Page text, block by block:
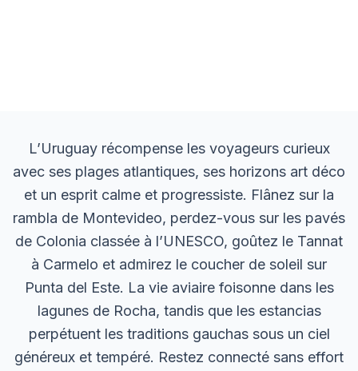
L’Uruguay récompense les voyageurs curieux
avec ses plages atlantiques, ses horizons art déco
et un esprit calme et progressiste. Flânez sur la
rambla de Montevideo, perdez-vous sur les pavés
de Colonia classée à l’UNESCO, goûtez le Tannat
à Carmelo et admirez le coucher de soleil sur
Punta del Este. La vie aviaire foisonne dans les
lagunes de Rocha, tandis que les estancias
perpétuent les traditions gauchas sous un ciel
généreux et tempéré. Restez connecté sans effort